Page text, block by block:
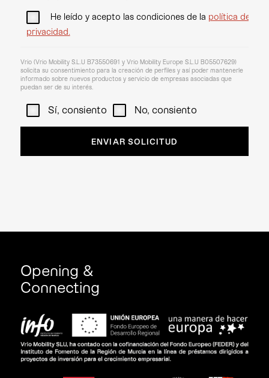
He leído y acepto las condiciones de la política de
privacidad.
Vrio (Vrio Mobility S.L.U B73550691 y Vrio Mobility Europe S.L.U B05507629)
solicita su consentimiento para la creación de perfiles y así poder mantenerle
informado sobre nuevos productos y servicio de empresas asociadas que
puedan ser de su interés.
Sí, consiento No, consiento
Opening &
Connecting